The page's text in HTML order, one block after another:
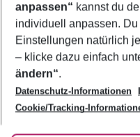
Footer
Footer navigation
Über uns
AGB
Bestpreisgarantie
Cookie-Einstellungen
Cookie-Richtlinie
Agenturbetreuung
Barrierefreies Reisen
Folge uns
anpassen“ kannst du
individuell anpassen.
Einstellungen natürlich
– klicke dazu einfach
ändern“.
Datenschutz-Informationen
Cookie/Tracking-